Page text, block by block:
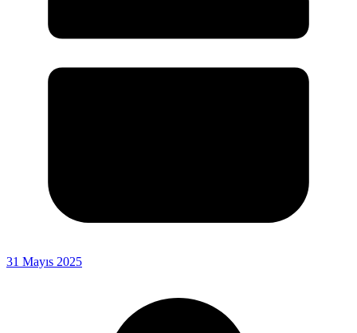
31 Mayıs 2025